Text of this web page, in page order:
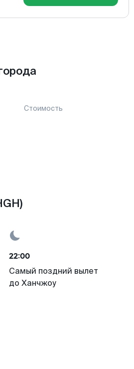
Стоимость
22:00
Самый поздний вылет
до Ханчжоу